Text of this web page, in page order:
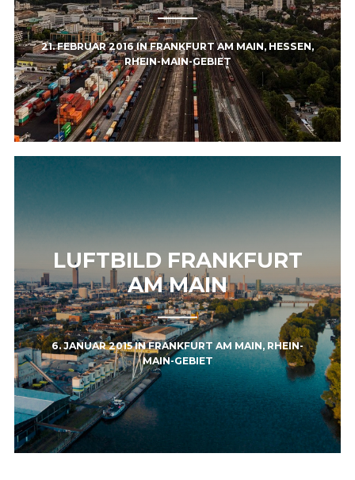
21. FEBRUAR 2016INFRANKFURT AM MAIN, HESSEN,
RHEIN-MAIN-GEBIET
LUFTBILD FRANKFURT
AM MAIN
6. JANUAR 2015INFRANKFURT AM MAIN,RHEIN-
MAIN-GEBIET